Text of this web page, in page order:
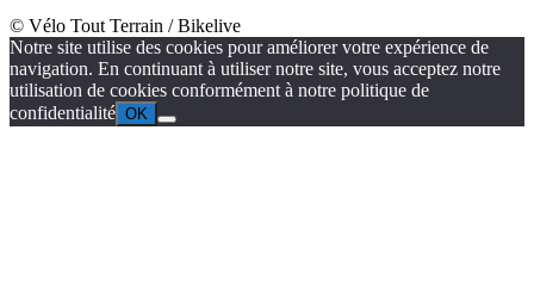
© Vélo Tout Terrain / Bikelive
Notre site utilise des cookies pour améliorer votre expérience de
navigation. En continuant à utiliser notre site, vous acceptez notre
utilisation de cookies conformément à notre politique de
confidentialité OK